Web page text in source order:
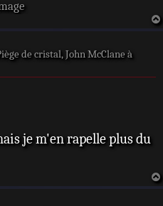
de cristal, John McClane à
je m'en rapelle plus du